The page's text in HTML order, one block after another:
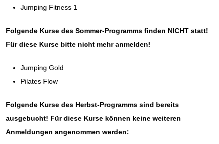
Jumping Fitness 1
Folgende Kurse des Sommer-Programms finden NICHT statt!
Für diese Kurse bitte nicht mehr anmelden!
Jumping Gold
Pilates Flow
Folgende Kurse des Herbst-Programms sind bereits
ausgebucht! Für diese Kurse können keine weiteren
Anmeldungen angenommen werden: